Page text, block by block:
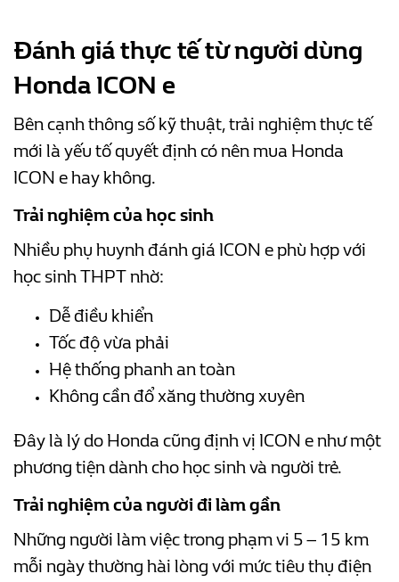
Đánh giá thực tế từ người dùng
Honda ICON e
Bên cạnh thông số kỹ thuật, trải nghiệm thực tế
mới là yếu tố quyết định có nên mua Honda
ICON e hay không.
Trải nghiệm của học sinh
Nhiều phụ huynh đánh giá ICON e phù hợp với
học sinh THPT nhờ:
Dễ điều khiển
Tốc độ vừa phải
Hệ thống phanh an toàn
Không cần đổ xăng thường xuyên
Đây là lý do Honda cũng định vị ICON e như một
phương tiện dành cho học sinh và người trẻ.
Trải nghiệm của người đi làm gần
Những người làm việc trong phạm vi 5 – 15 km
mỗi ngày thường hài lòng với mức tiêu thụ điện